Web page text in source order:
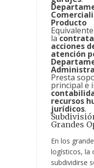
Producto
la
acciones
atención
Presta
principal e
recursos
jurídicos.
Grandes
En los
logísticos, la
subdividirse